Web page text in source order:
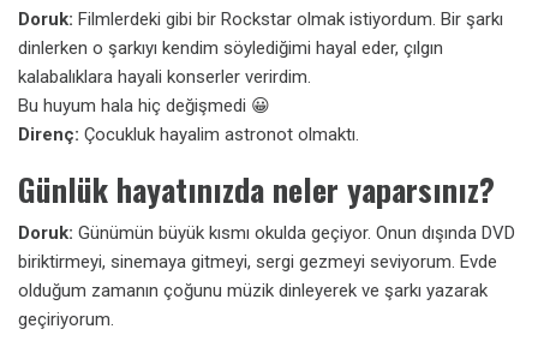
Doruk: Filmlerdeki gibi bir Rockstar olmak istiyordum. Bir şarkı
dinlerken o şarkıyı kendim söylediğimi hayal eder, çılgın
kalabalıklara hayali konserler verirdim.
Bu huyum hala hiç değişmedi 😀
Direnç: Çocukluk hayalim astronot olmaktı.
Günlük hayatınızda neler yaparsınız?
Doruk: Günümün büyük kısmı okulda geçiyor. Onun dışında DVD
biriktirmeyi, sinemaya gitmeyi, sergi gezmeyi seviyorum. Evde
olduğum zamanın çoğunu müzik dinleyerek ve şarkı yazarak
geçiriyorum.